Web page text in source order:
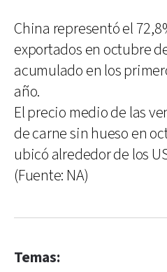
China representó el
exportados en octubre
acumulado en los
año.
El precio medio de las
de carne sin hueso en
ubicó alrededor de los
(Fuente: NA)
Temas: